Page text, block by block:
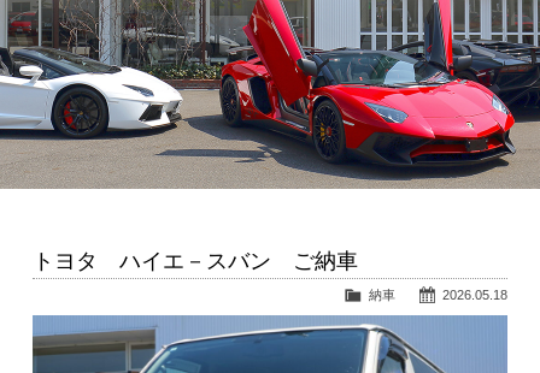
Official Blog
公式ブログ
Company info.
会社案内
トヨタ ハイエ－スバン ご納車
2026.05.18
納車